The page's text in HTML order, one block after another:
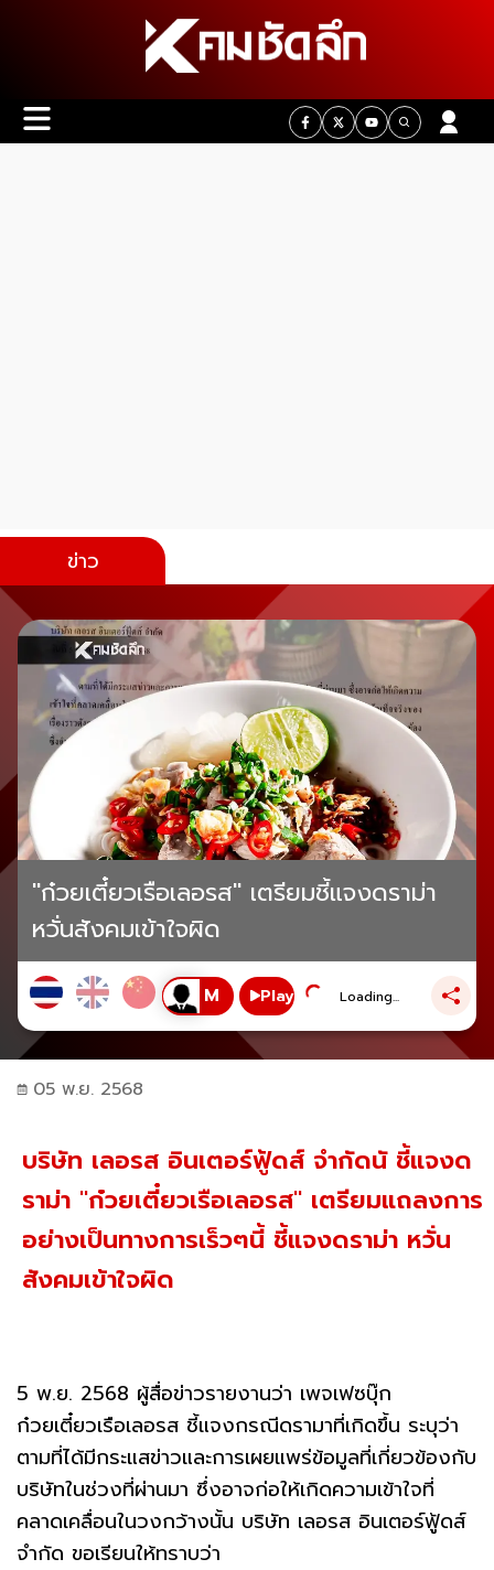
ข่าว
"ก๋วยเตี๋ยวเรือเลอรส" เตรียมชี้แจงดราม่า
หวั่นสังคมเข้าใจผิด
Play Loading...
05 พ.ย. 2568
บริษัท เลอรส อินเตอร์ฟู้ดส์ จำกัดนั ชี้แจงด
ราม่า "ก๋วยเตี๋ยวเรือเลอรส" เตรียมแถลงการ
อย่างเป็นทางการเร็วๆนี้ ชี้แจงดราม่า หวั่น
สังคมเข้าใจผิด
5 พ.ย. 2568 ผู้สื่อข่าวรายงานว่า เพจเฟซบุ๊ก
ก๋วยเตี๋ยวเรือเลอรส ชี้แจงกรณีดรามาที่เกิดขึ้น ระบุว่า
ตามที่ได้มีกระแสข่าวและการเผยแพร่ข้อมูลที่เกี่ยวข้องกับ
บริษัทในช่วงที่ผ่านมา ซึ่งอาจก่อให้เกิดความเข้าใจที่
คลาดเคลื่อนในวงกว้างนั้น บริษัท เลอรส อินเตอร์ฟู้ดส์
จำกัด ขอเรียนให้ทราบว่า